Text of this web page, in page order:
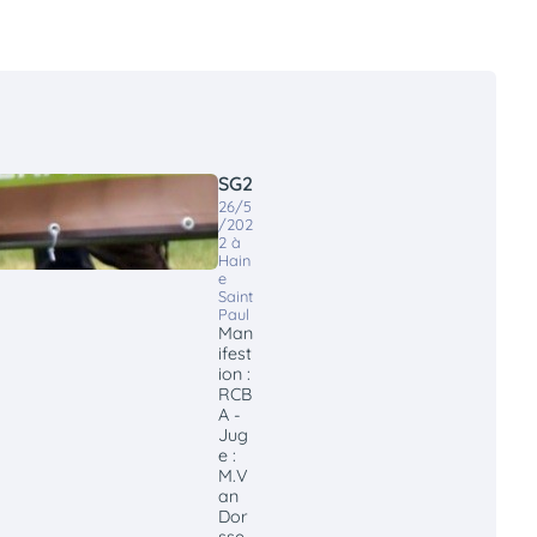
SG2
26/5
/202
2 à
Hain
e
Saint
Paul
Man
ifest
ion :
RCB
A -
Jug
e :
M.V
an
Dor